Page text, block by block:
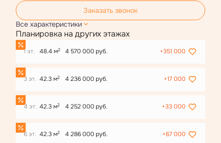
Заказать звонок
Все характеристики
Планировка на других этажах
1 эт. 48.4 м2 4 570 000 руб. +351 000
3 эт. 42.3 м2 4 236 000 руб. +17 000
4 эт. 42.3 м2 4 252 000 руб. +33 000
6 эт. 42.3 м2 4 286 000 руб. +67 000